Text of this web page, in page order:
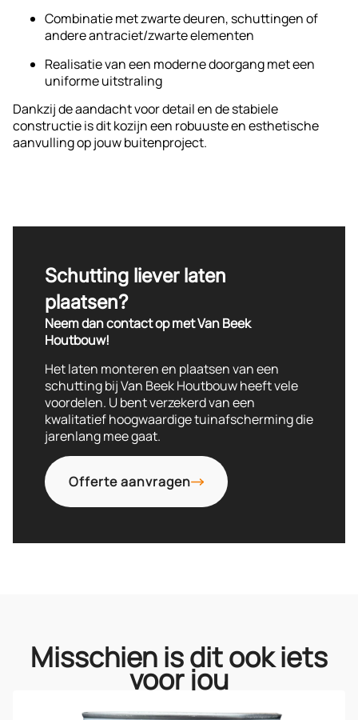
Combinatie met zwarte deuren, schuttingen of
andere antraciet/zwarte elementen
Realisatie van een moderne doorgang met een
uniforme uitstraling
Dankzij de aandacht voor detail en de stabiele
constructie is dit kozijn een robuuste en esthetische
aanvulling op jouw buitenproject.
Schutting liever laten
plaatsen?
Neem dan contact op met Van Beek
Houtbouw!
Het laten monteren en plaatsen van een
schutting bij Van Beek Houtbouw heeft vele
voordelen. U bent verzekerd van een
kwalitatief hoogwaardige tuinafscherming die
jarenlang mee gaat.
Offerte aanvragen
Misschien is dit ook iets
voor jou